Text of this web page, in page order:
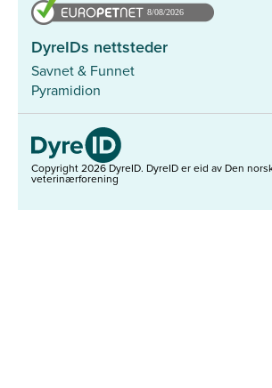
DyreIDs nettsteder
Savnet & Funnet
Pyramidion
Copyright 2026 DyreID. DyreID er eid av Den
veterinærforening